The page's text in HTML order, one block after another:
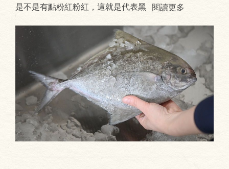
是不是有點粉紅粉紅，這就是代表黑 閱讀更多